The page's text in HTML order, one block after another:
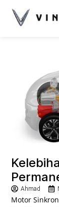
Ahmad
Motor